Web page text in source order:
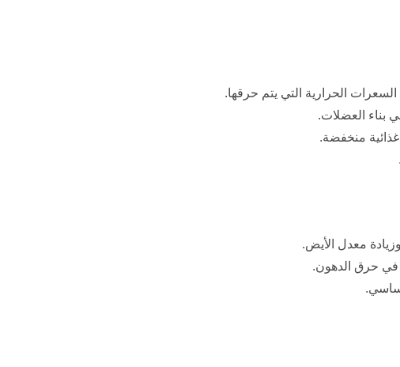
الحرارية التي يتم حرقها.
بناء العضلات.
منخفضة.
.
وزيادة معدل الأيض.
في حرق الدهون.